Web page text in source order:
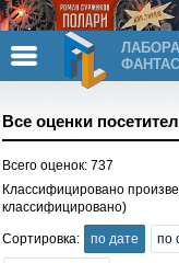
Все оценки
Всего оценок: 737
Классифицировано
классифицировано)
Сортировка: по дате по